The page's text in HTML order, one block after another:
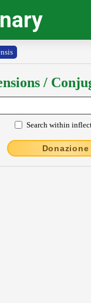
/
Search within
Donazione